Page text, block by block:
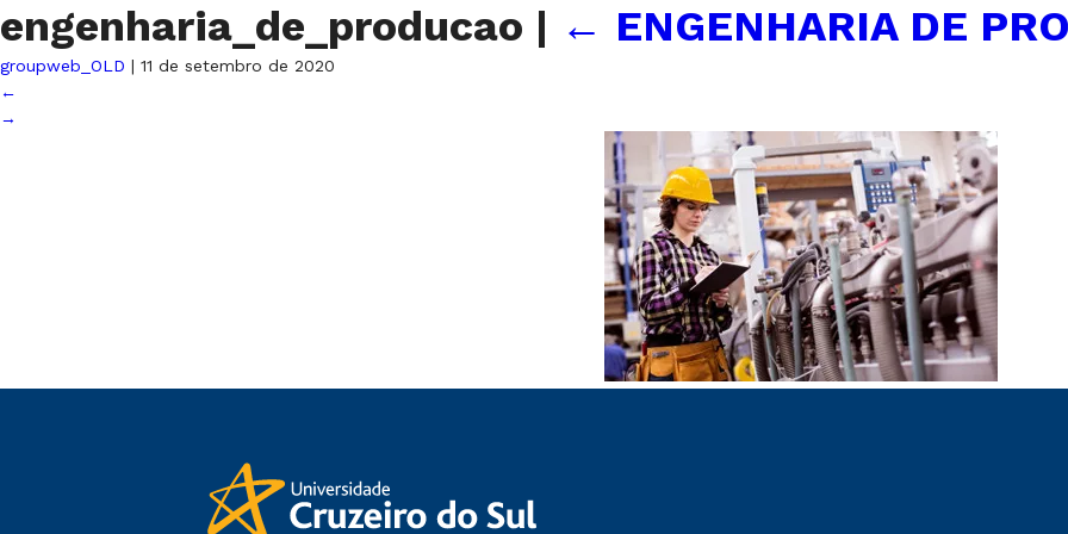
engenharia_de_producao | ← ENGENHARIA DE
groupweb_OLD | 11 de setembro de 2020
←
→